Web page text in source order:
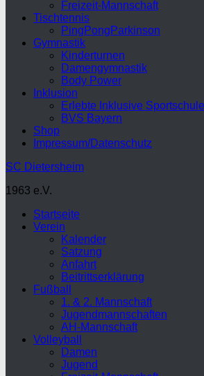
Freizeit-Mannschaft
Tischtennis
PingPongParkinson
Gymnastik
Kinderturnen
Damengymnastik
Body Power
Inklusion
Erlebte Inklusive
BVS Bayern
Shop
Impressum/Datenschutz
SC Dietersheim
1963 e.V.
Startseite
Verein
Kalender
Satzung
Anfahrt
Beitrittserklärung
Fußball
1. & 2. Mannschaft
Jugendmannschaften
AH-Mannschaft
Volleyball
Damen
Jugend